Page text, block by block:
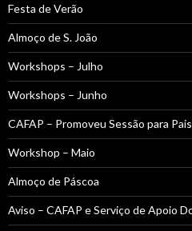
Festa de Verão
Almoço de S. João
Workshops – Julho
Workshops – Junho
CAFAP – Promoveu Sessão para
Workshop – Maio
Almoço de Páscoa
Aviso – CAFAP e Serviço de Apoio